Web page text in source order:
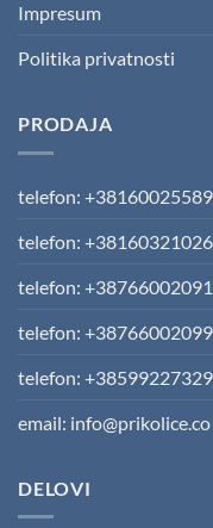
Impresum
Politika privatnosti
PRODAJA
telefon:
telefon:
telefon:
telefon:
telefon:
email: info@prikolice.co
DELOVI